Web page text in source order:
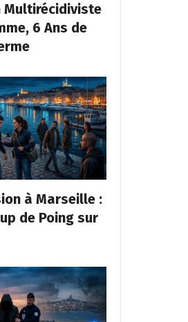
Multirécidiviste
6 Ans de
à Marseille :
de Poing sur